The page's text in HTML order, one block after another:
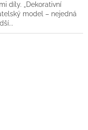
díly. „Dekorativní
model – nejedná